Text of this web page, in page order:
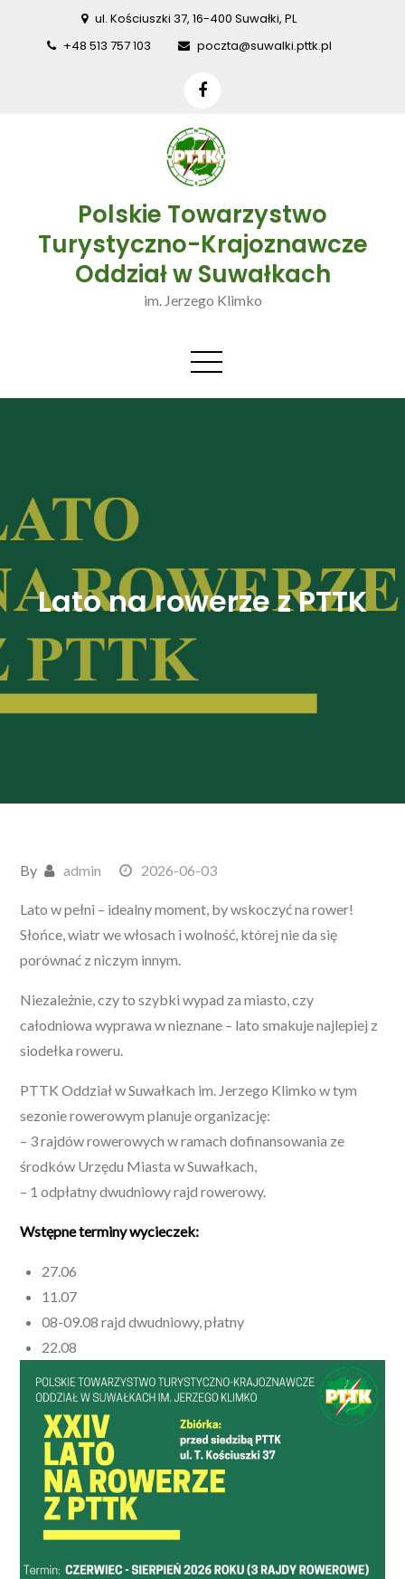
ul. Kościuszki 37, 16-400 Suwałki, PL
+48 513 757 103
poczta@suwalki.pttk.pl
Polskie Towarzystwo
Turystyczno-Krajoznawcze
Oddział w Suwałkach
im. Jerzego Klimko
Lato na rowerze z PTTK
By admin 2026-06-03
Lato w pełni – idealny moment, by wskoczyć na rower!
Słońce, wiatr we włosach i wolność, której nie da się
porównać z niczym innym.
Niezależnie, czy to szybki wypad za miasto, czy
całodniowa wyprawa w nieznane – lato smakuje najlepiej z
siodełka roweru.
PTTK Oddział w Suwałkach im. Jerzego Klimko w tym
sezonie rowerowym planuje organizację:
– 3 rajdów rowerowych w ramach dofinansowania ze
środków Urzędu Miasta w Suwałkach,
– 1 odpłatny dwudniowy rajd rowerowy.
Wstępne terminy wycieczek:
27.06
11.07
08-09.08 rajd dwudniowy, płatny
22.08